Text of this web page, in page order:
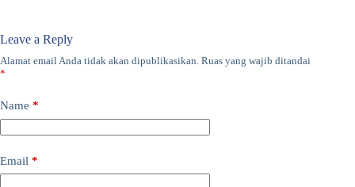
Leave a Reply
Alamat email Anda tidak akan dipublikasikan. Ruas yang wajib ditandai
*
Name *
Email *